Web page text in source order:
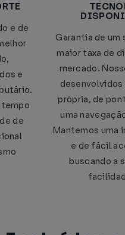
e de
e
de
Garantia de um
maior taxa de
mercado.
própria, de
uma
Mantemos
e de fácil
buscando a